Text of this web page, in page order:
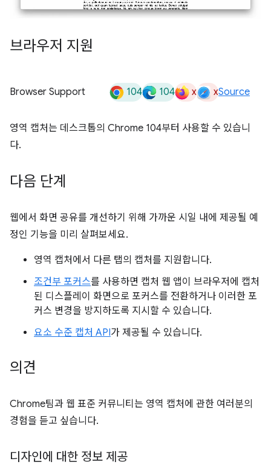
브라우저 지원
Browser Support 104 104 x xSource
영역 캡처는 데스크톱의 Chrome 104부터 사용할 수 있습니
다.
다음 단계
웹에서 화면 공유를 개선하기 위해 가까운 시일 내에 제공될 예
정인 기능을 미리 살펴보세요.
영역 캡처에서 다른 탭의 캡처를 지원합니다.
조건부 포커스를 사용하면 캡처 웹 앱이 브라우저에 캡처
된 디스플레이 화면으로 포커스를 전환하거나 이러한 포
커스 변경을 방지하도록 지시할 수 있습니다.
요소 수준 캡처 API가 제공될 수 있습니다.
의견
Chrome팀과 웹 표준 커뮤니티는 영역 캡처에 관한 여러분의
경험을 듣고 싶습니다.
디자인에 대한 정보 제공